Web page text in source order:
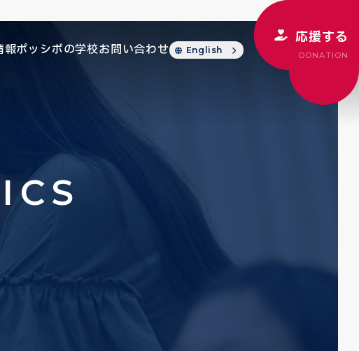
報ポッシボの学校お問い合わせ English
応援する
DONATION